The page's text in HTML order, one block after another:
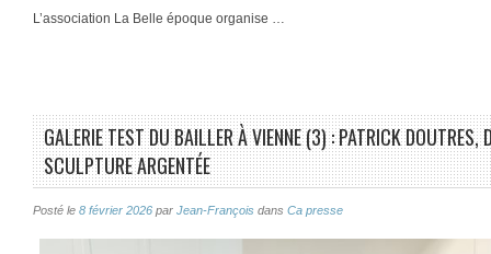
L’association La Belle époque organise …
GALERIE TEST DU BAILLER À VIENNE (3) : PATRICK DOUTRES,
SCULPTURE ARGENTÉE
Posté le 8 février 2026 par Jean-François dans Ca presse